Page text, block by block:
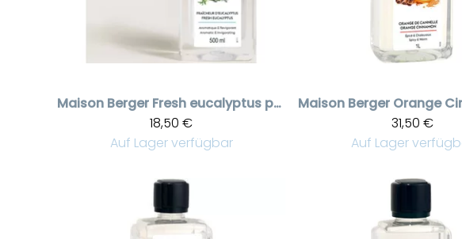
Maison Berger
Fresh eucalyptus puhdistusneste, 500 ml
18,50 €
Auf Lager verfügbar
Maison Berger
31,50 €
Auf Lager